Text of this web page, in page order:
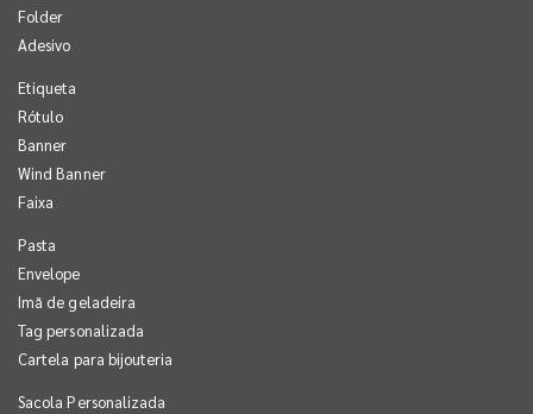
Folder
Adesivo
Etiqueta
Rótulo
Banner
Wind Banner
Faixa
Pasta
Envelope
Imã de geladeira
Tag personalizada
Cartela para bijouteria
Sacola Personalizada